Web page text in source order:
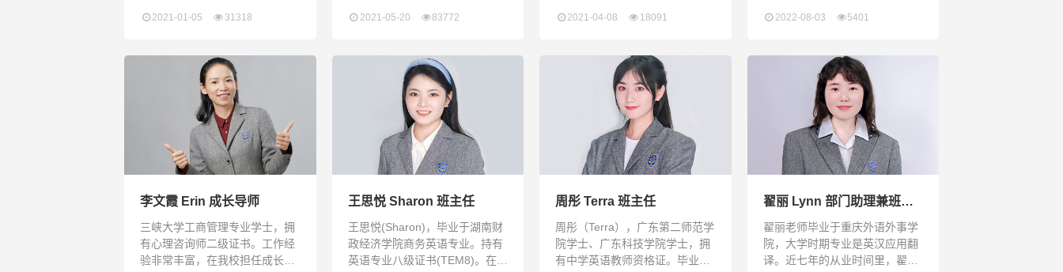
才，持有全国执业药剂师、护师
任我校校医一职。Willa深耕医疗
健康领域多年，职业足迹遍布学
校、医院及知名医药企业。这种
跨界的复合背景，使她不仅具备
扎实的临床护理与药学专业知
识，更积累了宝贵的校园卫生管
理一线实操经验。工作中，她以
严谨细致著称，
2021-01-05 31318
以上教学经验，曾在大学任教5
英语听说读写课程方面经验丰
富。他不仅帮助高中生考上海外
理想学校，还曾经协助大学生通
过GRE、GMAT考试进入理想的
研究院校。 AP生物教学成果：
2022年 所教班级AP生物平均分
4.29（高于中国和全
2021-05-20 83772
国留学语言培训从业经验，曾帮
全部通过。担任班主任期间多次
被评选为优秀班主任，对待学生
耐心、热情，善于引导学生独立
思考和发散思维，培养具备全球
公民素养的学生。
2021-04-08 18091
有10年左右的物理教学经验。廖
动，以提升教学水平。在学生教
育方面，他一方面注重培养学生
良好的学习习惯，进行学习方法
的指导，另一方面也积极培养学
生的学习兴趣，因为他认为学习
兴趣是最好的老师，学习兴趣的
是他们学习的动力的源泉。他还
喜欢踢足球、骑行、唱歌，并且
2022-08-03 5401
李文霞 Erin 成长导师
三峡大学工商管理专业学士，拥
有心理咨询师二级证书。工作经
验非常丰富，在我校担任成长导
王思悦 Sharon 班主任
王思悦(Sharon)，毕业于湖南财
政经济学院商务英语专业。持有
英语专业八级证书(TEM8)。在校
周彤 Terra 班主任
周彤（Terra），广东第二师范学
院学士、广东科技学院学士，拥
有中学英语教师资格证。毕业后
翟丽 Lynn 部门助理兼班主
任
翟丽老师毕业于重庆外语外事学
院，大学时期专业是英汉应用翻
译。近七年的从业时间里，翟丽